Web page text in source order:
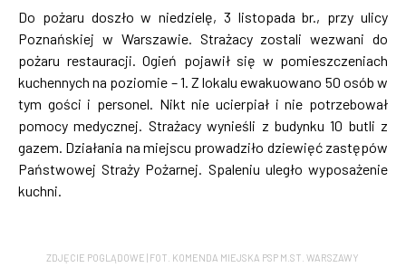
Do pożaru doszło w niedzielę, 3 listopada br., przy ulicy
Poznańskiej w Warszawie. Strażacy zostali wezwani do
pożaru restauracji. Ogień pojawił się w pomieszczeniach
kuchennych na poziomie – 1. Z lokalu ewakuowano 50 osób w
tym gości i personel. Nikt nie ucierpiał i nie potrzebował
pomocy medycznej. Strażacy wynieśli z budynku 10 butli z
gazem. Działania na miejscu prowadziło dziewięć zastępów
Państwowej Straży Pożarnej. Spaleniu uległo wyposażenie
kuchni.
ZDJĘCIE POGLĄDOWE | FOT. KOMENDA MIEJSKA PSP M.ST. WARSZAWY